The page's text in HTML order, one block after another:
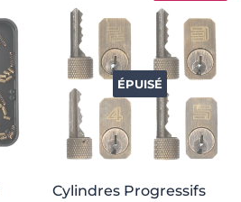
ÉPUISÉ
Cylindres Progressifs